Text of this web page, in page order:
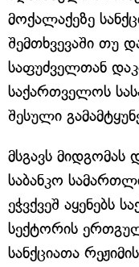
მოქალაქეზე
შემთხვევაში თუ
საფუძველთან
საქართველოს
შესული
მსგავს
საბანკო
ეჭვქვეშ აყენებს
სექტორის
სანქციათა